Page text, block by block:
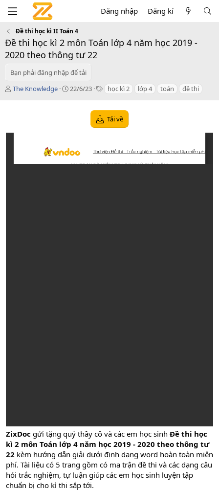
Đăng nhập Đăng kí
Đề thi học kì II Toán 4
Đề thi học kì 2 môn Toán lớp 4 năm học 2019 -
2020 theo thông tư 22
Bạn phải đăng nhập để tải
T
ả
The Knowledge
C
n
d
22/6/23
T học kì 2 lớp 4 toán đề thi
Tải về
ZixDoc gửi tặng quý thầy cô và các em học sinh Đề thi học
kì 2 môn Toán lớp 4 năm học 2019 - 2020 theo thông tư
22 kèm hướng dẫn giải dưới định dạng word hoàn toàn miễn
phí. Tài liệu có 5 trang gồm có ma trận đề thi và các dạng câu
hỏi trắc nghiệm, tự luận giúp các em học sinh luyện tập
chuẩn bị cho kì thi sắp tới.